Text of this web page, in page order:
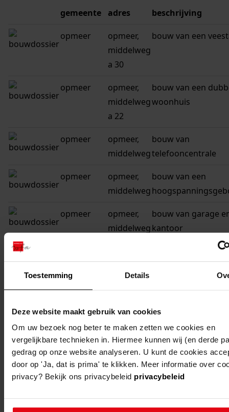
Toestemming Details
Deze website maakt gebruik van cookies
Om uw bezoek nog beter te maken zetten we cookies en
vergelijkbare technieken in. Hiermee kunnen wij (en derde
gedrag op onze website analyseren. U kunt de cookies
door op 'Ja, dat is prima' te klikken. Meer informatie over
privacy? Bekijk ons privacybeleid privacybeleid
gemeente adres beschrijving
opmeer
opmeer,
middelweg
a 30
bouw van een
opmeer
opmeer,
middelweg
a 22
bouw van een
woonhuis
opmeer
opmeer,
middelweg
bouw van
telefooncentrale
opmeer
opmeer,
middelweg
bouw van een
opmeer
opmeer,
middelweg
bouw van garage
kantoor
middelweg
bouw van een
opmeer
opmeer
opmeer,
middelweg
bouw van een
opmeer
opmeer,
middelweg
bouw van een
landbouwschuur